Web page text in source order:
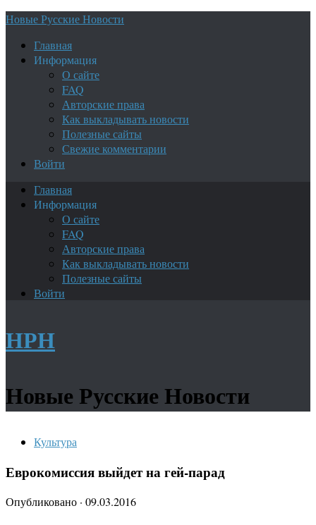
Новые Русские Новости
Главная
Информация
О сайте
FAQ
Авторские права
Как выкладывать новости
Полезные сайты
Свежие комментарии
Войти
Главная
Информация
О сайте
FAQ
Авторские права
Как выкладывать новости
Полезные сайты
Войти
НРН
Новые Русские Новости
Культура
Еврокомиссия выйдет на гей-парад
Опубликовано · 09.03.2016